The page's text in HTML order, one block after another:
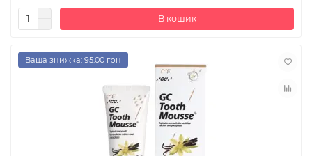
В кошик
Ваша знижка: 95.00 грн